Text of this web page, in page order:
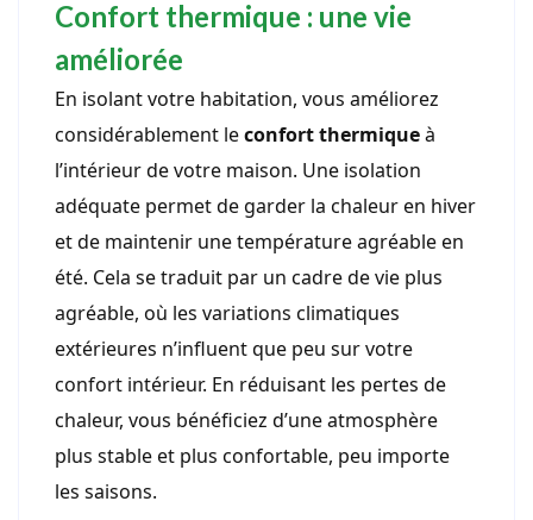
Confort thermique : une vie
améliorée
En isolant votre habitation, vous améliorez
considérablement leconfort thermiqueà
l’intérieur de votre maison. Une isolation
adéquate permet de garder la chaleur en hiver
et de maintenir une température agréable en
été. Cela se traduit par un cadre de vie plus
agréable, où les variations climatiques
extérieures n’influent que peu sur votre
confort intérieur. En réduisant les pertes de
chaleur, vous bénéficiez d’une atmosphère
plus stable et plus confortable, peu importe
les saisons.